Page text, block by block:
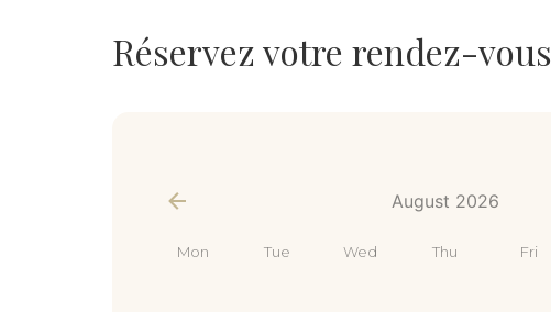
Réservez votre rendez-vous
August 2026
Mon Tue Wed Thu Fri